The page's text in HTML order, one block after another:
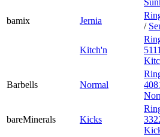
bamix
Jernia
/
Kitch'n
Barbells Normal
bareMinerals Kicks